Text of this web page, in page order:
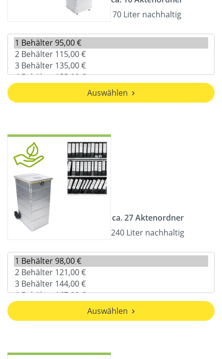
70 Liter nachhaltig
Auswählen
ca. 27 Aktenordner
240 Liter nachhaltig
Auswählen